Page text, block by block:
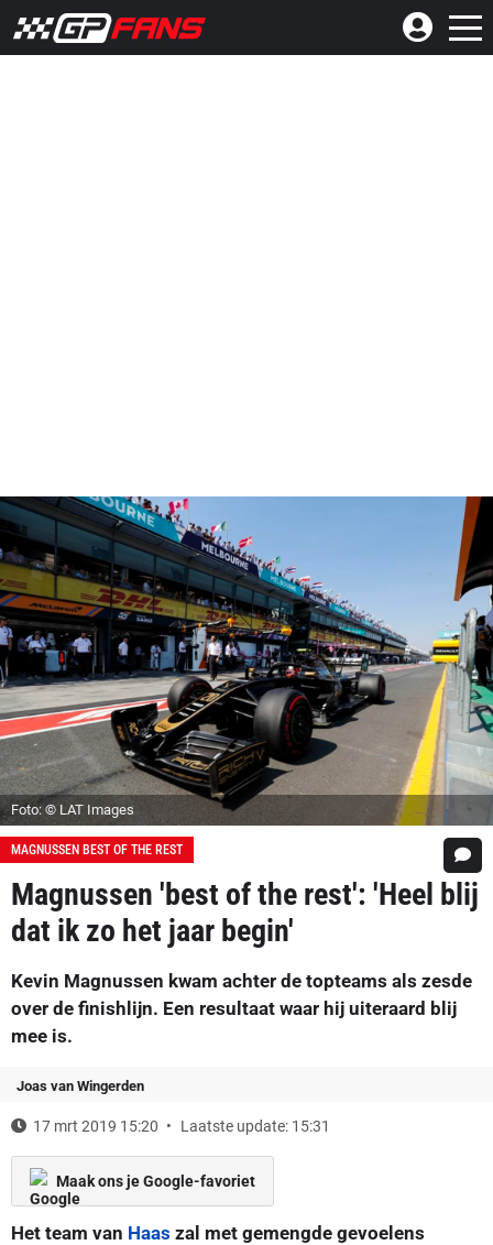
Foto: © LAT Images
MAGNUSSEN BEST OF THE REST
Magnussen 'best of the rest': 'Heel blij
dat ik zo het jaar begin'
Kevin Magnussen kwam achter de topteams als zesde
over de finishlijn. Een resultaat waar hij uiteraard blij
mee is.
Joas van Wingerden
17 mrt 2019 15:20 Laatste update: 15:31
Maak ons je Google-favoriet
Het team van Haas zal met gemengde gevoelens